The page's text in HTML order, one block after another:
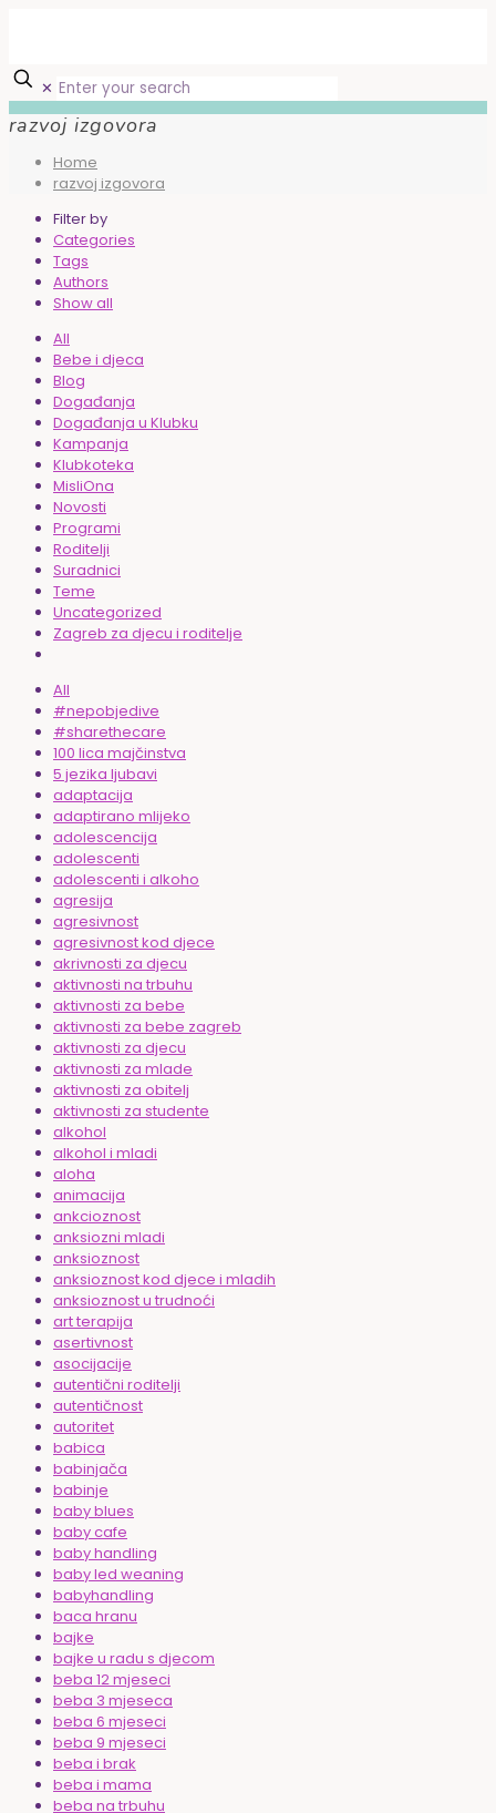
✕
razvoj izgovora
Home
razvoj izgovora
Filter by
Categories
Tags
Authors
Show all
All
Bebe i djeca
Blog
Događanja
Događanja u Klubku
Kampanja
Klubkoteka
MisliOna
Novosti
Programi
Roditelji
Suradnici
Teme
Uncategorized
Zagreb za djecu i roditelje
All
#nepobjedive
#sharethecare
100 lica majčinstva
5 jezika ljubavi
adaptacija
adaptirano mlijeko
adolescencija
adolescenti
adolescenti i alkoho
agresija
agresivnost
agresivnost kod djece
akrivnosti za djecu
aktivnosti na trbuhu
aktivnosti za bebe
aktivnosti za bebe zagreb
aktivnosti za djecu
aktivnosti za mlade
aktivnosti za obitelj
aktivnosti za studente
alkohol
alkohol i mladi
aloha
animacija
ankcioznost
anksiozni mladi
anksioznost
anksioznost kod djece i mladih
anksioznost u trudnoći
art terapija
asertivnost
asocijacije
autentični roditelji
autentičnost
autoritet
babica
babinjača
babinje
baby blues
baby cafe
baby handling
baby led weaning
babyhandling
baca hranu
bajke
bajke u radu s djecom
beba 12 mjeseci
beba 3 mjeseca
beba 6 mjeseci
beba 9 mjeseci
beba i brak
beba i mama
beba na trbuhu